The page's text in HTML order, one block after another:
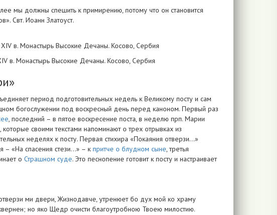
мы должны спешить к примирению, потому что он становится
Свт. Иоанн Златоуст.
в. Монастырь Высокие Дечаны. Косово, Сербия
период подготовительных недель к Великому посту и сам
богослужении под воскресный день перед каноном. Первый раз
, последний – в пятое воскресение поста, в неделю прп. Марии
которые своими текстами напоминают о трех отрывках из
неделях к посту. Первая стихира «Покаяния отверзи…»
– «На спасения стези…» – к притче о блудном сыне, третья
о Страшном суде. Это песнопение готовит к посту и настраивает
ми двери, Жизнодавче, утренюет бо дух мой ко храму
но яко Щедр очисти благоутробною Твоею милостию.